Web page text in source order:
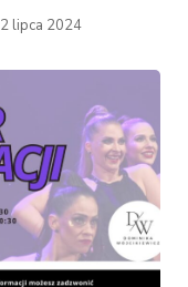
2 lipca 2024